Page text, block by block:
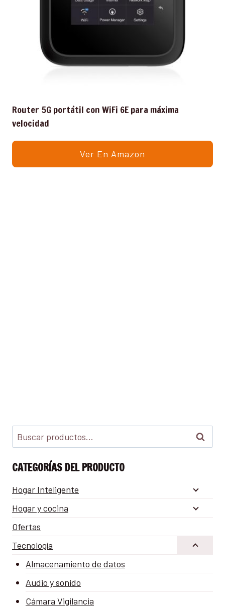
Router 5G portátil con WiFi 6E para máxima
velocidad
Ver En Amazon
Buscar
CATEGORÍAS DEL PRODUCTO
Hogar Inteligente
Hogar y cocina
Ofertas
Tecnología
Almacenamiento de datos
Audio y sonido
Cámara Vigilancia